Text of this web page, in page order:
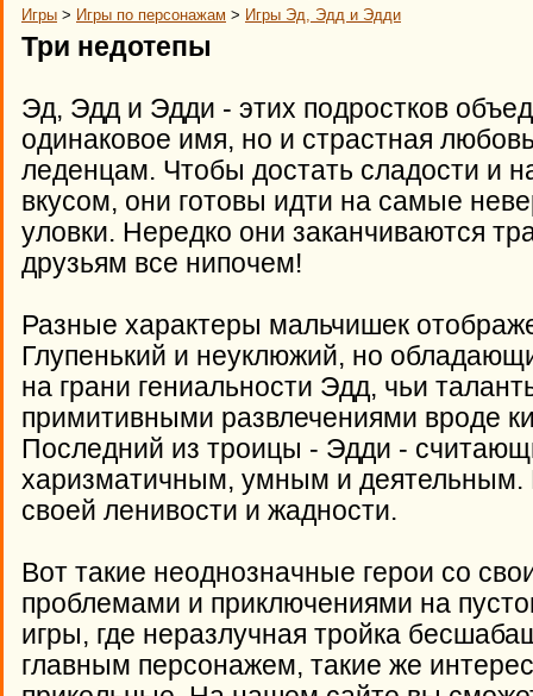
Игры > Игры по персонажам > Игры Эд, Эдд и Эдди
Три недотепы
Эд, Эдд и Эдди - этих подростков
одинаковое имя, но и страстная
леденцам. Чтобы достать сладости и
вкусом, они готовы идти на самые
уловки. Нередко они заканчиваются
друзьям все нипочем!
Разные характеры мальчишек
Глупенький и неуклюжий, но
на грани гениальности Эдд, чьи
примитивными развлечениями вроде
Последний из троицы - Эдди -
харизматичным, умным и деятельным.
своей ленивости и жадности.
Вот такие неоднозначные герои со
проблемами и приключениями на
игры, где неразлучная тройка
главным персонажем, такие же